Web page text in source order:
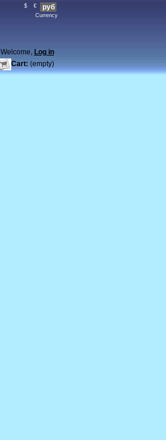
$ € руб
Currency
Welcome, Log in
Cart: (empty)